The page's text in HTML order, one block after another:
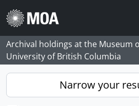
Skip to main content
Archival holdings at the Museum
University of British Columbia
Narrow your